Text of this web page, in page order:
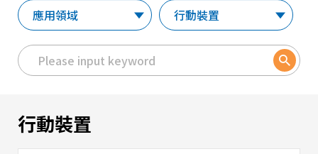
應用領域 行動裝置
行動裝置